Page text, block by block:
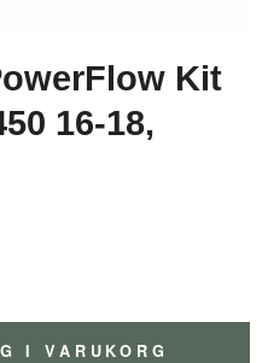
Kit
16-18,
I VARUKORG